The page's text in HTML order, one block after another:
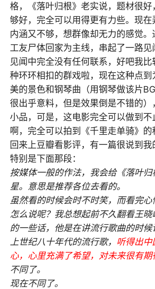
格，《落叶归根》老实说，题材很好
够好，完全可以用得更有力些。现在
内涵又不够，想群像却无力的感觉。
工友尸体回家为主线，串起了一路见
见闻中完全没有任何联系，好吧我
种环环相扣的群戏啦，现在这种点到
美的景色和钢琴曲（用钢琴做该片
很出乎意料，但是效果倒是不错的）
小品，可是，这电影完全可以做到不
啊，完全可以拍到《千里走单骑》的
回来上豆瓣看影评，有一篇很说到我
特别是下面那段：
按媒体一般的作法，我会给《落叶归
星。意思是推荐各位去看的。
虽然看的时候会时不时笑，而看完心
怎么说呢？我总想起前不久翻看王
的一些话，他是在讲流行歌曲的时
上世纪八十年代的流行歌， 听得出
心，心里充满了希望，对未来很有期
不同了。
现在不同了。